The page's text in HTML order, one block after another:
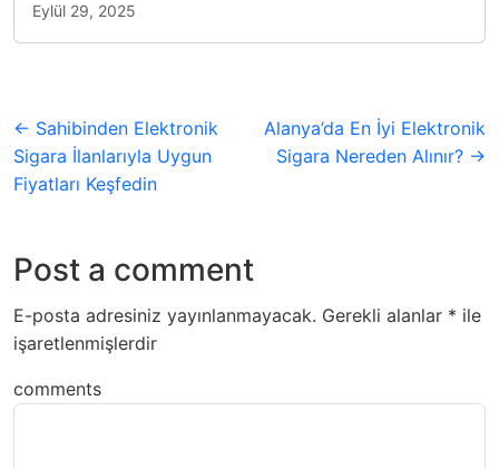
Eylül 29, 2025
← Sahibinden Elektronik
Sigara İlanlarıyla Uygun
Fiyatları Keşfedin
Alanya’da En İyi Elektronik
Sigara Nereden Alınır? →
Post a comment
E-posta adresiniz yayınlanmayacak. Gerekli alanlar * ile
işaretlenmişlerdir
comments